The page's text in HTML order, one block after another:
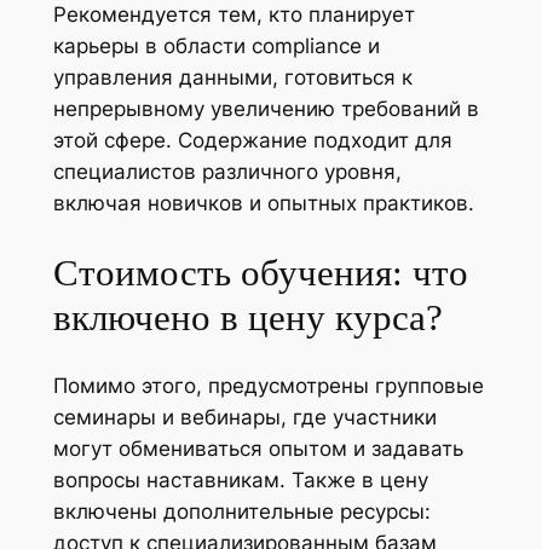
Рекомендуется тем, кто планирует
карьеры в области compliance и
управления данными, готовиться к
непрерывному увеличению требований в
этой сфере. Содержание подходит для
специалистов различного уровня,
включая новичков и опытных практиков.
Стоимость обучения: что
включено в цену курса?
Помимо этого, предусмотрены групповые
семинары и вебинары, где участники
могут обмениваться опытом и задавать
вопросы наставникам. Также в цену
включены дополнительные ресурсы:
доступ к специализированным базам